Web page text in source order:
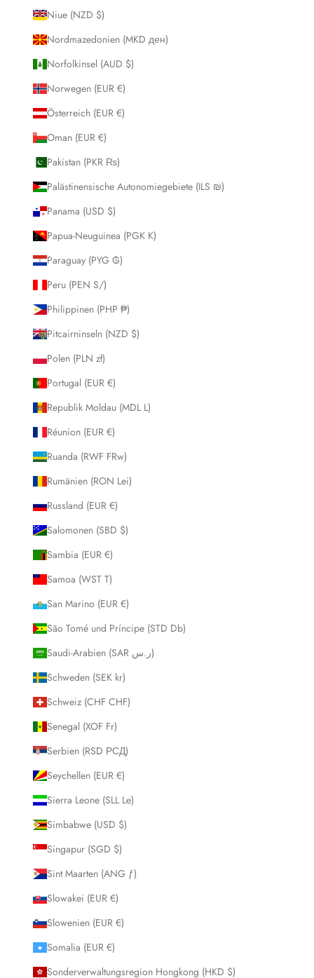
Niue (NZD $)
Nordmazedonien (MKD ден)
Norfolkinsel (AUD $)
Norwegen (EUR €)
Österreich (EUR €)
Oman (EUR €)
Pakistan (PKR ₨)
Palästinensische Autonomiegebiete (ILS ₪)
Panama (USD $)
Papua-Neuguinea (PGK K)
Paraguay (PYG ₲)
Peru (PEN S/)
Philippinen (PHP ₱)
Pitcairninseln (NZD $)
Polen (PLN zł)
Portugal (EUR €)
Republik Moldau (MDL L)
Réunion (EUR €)
Ruanda (RWF FRw)
Rumänien (RON Lei)
Russland (EUR €)
Salomonen (SBD $)
Sambia (EUR €)
Samoa (WST T)
San Marino (EUR €)
São Tomé und Príncipe (STD Db)
Saudi-Arabien (SAR ر.س)
Schweden (SEK kr)
Schweiz (CHF CHF)
Senegal (XOF Fr)
Serbien (RSD РСД)
Seychellen (EUR €)
Sierra Leone (SLL Le)
Simbabwe (USD $)
Singapur (SGD $)
Sint Maarten (ANG ƒ)
Slowakei (EUR €)
Slowenien (EUR €)
Somalia (EUR €)
Sonderverwaltungsregion Hongkong (HKD $)